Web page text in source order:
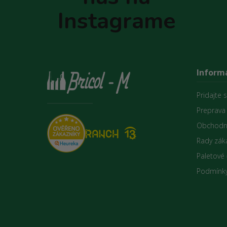
Instagrame
Pridajte
Rady